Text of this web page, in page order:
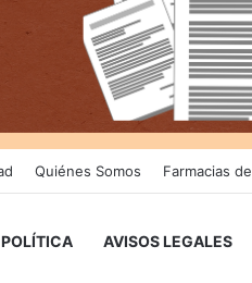
Quiénes Somos Farmacias
POLÍTICA AVISOS LEGALES